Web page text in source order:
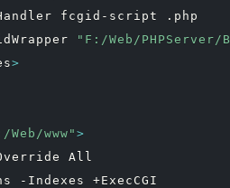
fcgid-script .php
"F:/Web/
>
Web/www" >
All